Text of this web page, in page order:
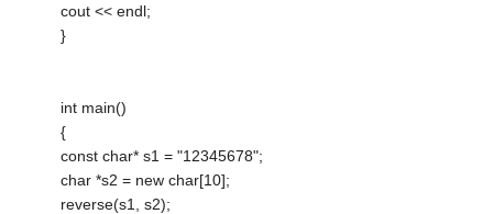
cout << endl;
}
int main()
{
const char* s1 = "12345678";
char *s2 = new char[10];
reverse(s1, s2);